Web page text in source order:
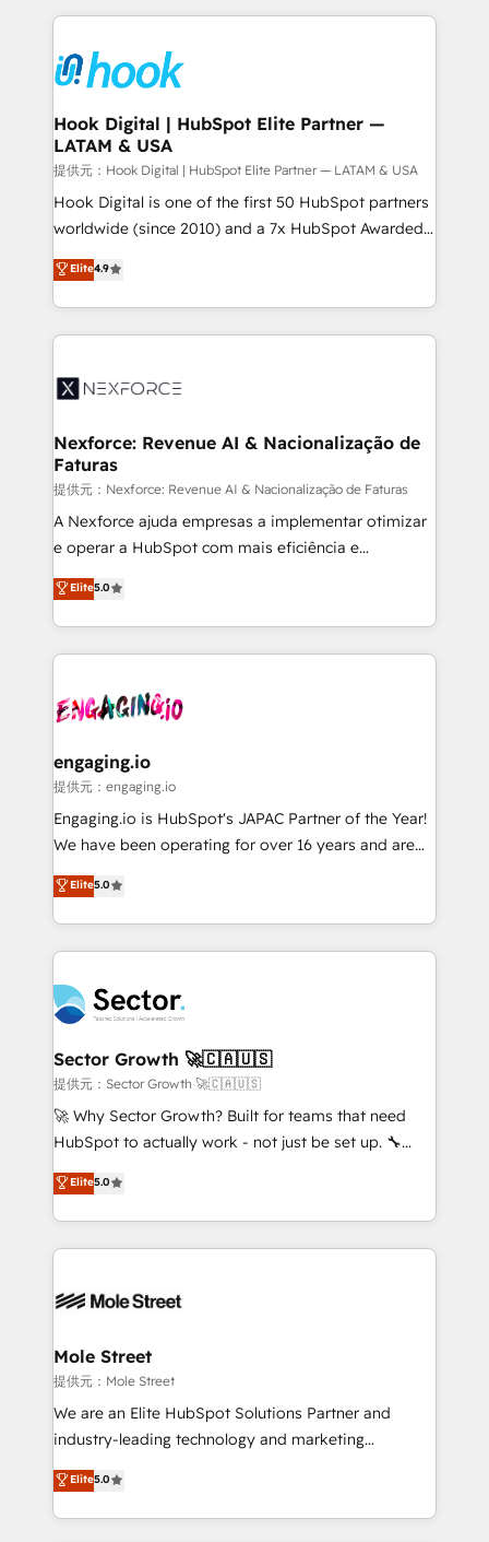
move beyond spreadsheets into unified systems
that drive real business results.
Technical Solutions: - HubSpot Technical Consulting -
Onboarding - Data Migration & Integrations -
Technical Audit & Optimization Strategic Solutions: -
Revenue Operations - Inbound Marketing -
Outbound Marketing - HubSpot CMS Website
Design & Development We empower our clients to
reach their full potential by providing transparent,
relationship-driven support. With over 300 HubSpot
technical know-how and strategic guidance you
need to succeed.
Hook Digital | HubSpot Elite Partner —
LATAM & USA
提供元：Hook Digital | HubSpot Elite Partner — LATAM & USA
Hook Digital is one of the first 50 HubSpot partners
worldwide (since 2010) and a 7x HubSpot Awarded
Elite Partner. With 500+ projects across the U.S.,
Brazil, and LATAM, we combine global expertise with
regional experience. Today, we are Brazil’s largest
HubSpot Elite Partner—trusted by companies across
Implementation & Migration Onboarding across all
Station, Freshdesk, Intercom, and more. Custom
objects, automations, and integrations built for
growth. 🚀 AI-Driven GTM Orchestration Unify
HubSpot with LinkedIn, WhatsApp, email, paid
media, and AI voice to drive pipeline. 🤖 AI Custom
prospecting, follow-ups, service triage, and
knowledge retrieval—built in HubSpot. ⚡ Fast-Track
advanced optimization & adoption 📍 São Paulo, BR
• Des Moines, IA • New York, NY
Elite4.9
Nexforce: Revenue AI & Nacionalização de
Faturas
提供元：Nexforce: Revenue AI & Nacionalização de Faturas
A Nexforce ajuda empresas a implementar otimizar
e operar a HubSpot com mais eficiência e
previsibilidade de receita. Combinamos Revenue
Operations (RevOps) e Inteligência Artificial para
estruturar processos integrar sistemas organizar
dados e automatizar operações. O objetivo é
operacional de receita conectando equipes
Também somos distribuidores oficiais da HubSpot
e de mais de 150 softwares globais permitindo
contratar e pagar a HubSpot em reais com nota
fiscal no Brasil e gerar economia de até 50% na
Oferecemos ainda agentes de IA especializados em
HubSpot que automatizam tarefas executam rotinas
empresas em 13 países utilizam a Nexforce. Somos
a maior parceira da HubSpot na América Latina e
líder no ranking global de sucesso do cliente da
HubSpot.
Elite5.0
engaging.io
提供元：engaging.io
Engaging.io is HubSpot's JAPAC Partner of the Year!
We have been operating for over 16 years and are
one of HubSpot's most experienced and technically
capable Agency Partners globally. We specialise in
complex CRM migrations, implementations,
integrations, custom CMS portal development,
businesses. Our teams are based in North America
and APAC. We are HubSpot's top-ranked Advanced
Implementation Certified Partner and we contribute
to their advisory council. We strive to do 'good work
with good people' and have worked with incredible
brands. You can see some of them on our website,
Elite5.0
Sector Growth 🚀🇨🇦🇺🇸
提供元：Sector Growth 🚀🇨🇦🇺🇸
🚀 Why Sector Growth? Built for teams that need
HubSpot to actually work - not just be set up. 🔧
HubSpot Experts: Onboarding, migrations,
automation, and training built for adoption. ⚡ Highly
Technical Execution: ERP, EMR and Custom
Integrations; complex builds delivered in weeks, not
workflows; automation agents; process optimization
Healthcare: HIPAA implementations; secure data
workflows 💼 Financial Services: compliant
workflows; audit-ready reporting ⚖️ Legal: client
intake; pipeline and document workflows 🛒 E-
revenue automation 🏢 Real Estate: deal pipelines;
portfolio and lifecycle management 🏭
Elite5.0
Mole Street
提供元：Mole Street
We are an Elite HubSpot Solutions Partner and
industry-leading technology and marketing
consultancy. Our focus is on enterprise and mid-
market B2B companies globally that want a strategic
approach to execute their goals through creative
Elite5.0